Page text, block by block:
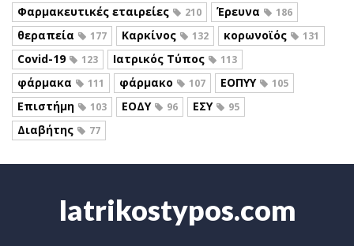
Φαρμακευτικές εταιρείες 210 Έρευνα 186
θεραπεία 177 Καρκίνος 132 κορωνοϊός 131
Covid-19 123 Ιατρικός Τύπος 113
φάρμακα 111 φάρμακο 107 ΕΟΠΥΥ 105
Επιστήμη 103 ΕΟΔΥ 96 ΕΣΥ 95
Διαβήτης 77
Iatrikostypos.com